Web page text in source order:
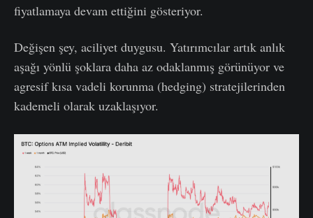
fiyatlamaya devam ettiğini gösteriyor.
Değişen şey, aciliyet duygusu. Yatırımcılar artık anlık
aşağı yönlü şoklara daha az odaklanmış görünüyor ve
agresif kısa vadeli korunma (hedging) stratejilerinden
kademeli olarak uzaklaşıyor.